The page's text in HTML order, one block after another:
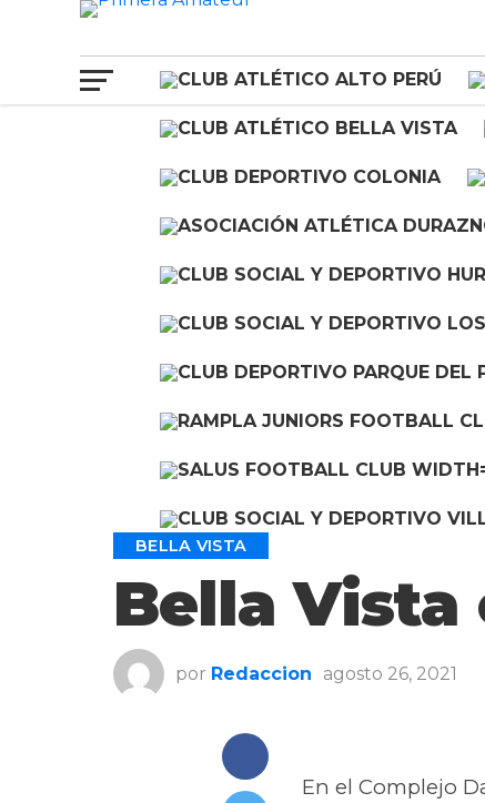
BELLA VISTA
Bella
por Redaccion agosto 26, 2021
En el Complejo